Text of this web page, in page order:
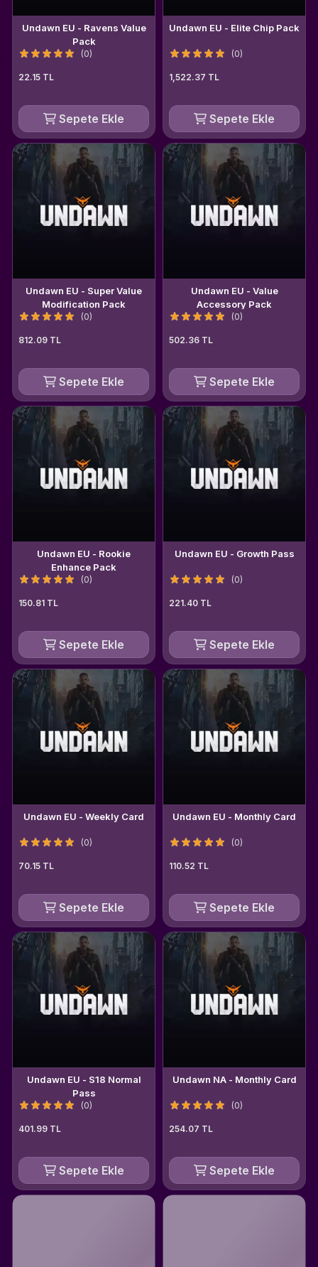
Undawn EU - Ravens Value
Pack
(0)
22.15 TL
Sepete Ekle
Undawn EU - Elite Chip Pack
(0)
1,522.37 TL
Sepete Ekle
Undawn EU - Super Value
Modification Pack
(0)
812.09 TL
Sepete Ekle
Undawn EU - Value
Accessory Pack
(0)
502.36 TL
Sepete Ekle
Undawn EU - Rookie
Enhance Pack
(0)
150.81 TL
Sepete Ekle
Undawn EU - Growth Pass
(0)
221.40 TL
Sepete Ekle
Undawn EU - Weekly Card
(0)
70.15 TL
Sepete Ekle
Undawn EU - Monthly Card
(0)
110.52 TL
Sepete Ekle
Undawn EU - S18 Normal
Pass
(0)
401.99 TL
Sepete Ekle
Undawn NA - Monthly Card
(0)
254.07 TL
Sepete Ekle